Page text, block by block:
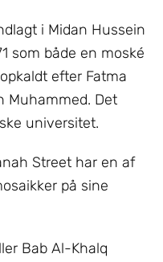
i Midan Hussein
som både en moské
efter Fatma
Muhammed. Det
universitet.
Street har en af
på sine
Bab Al-Khalq